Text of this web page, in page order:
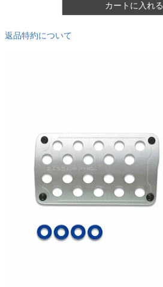
カートに入れる
返品特約について